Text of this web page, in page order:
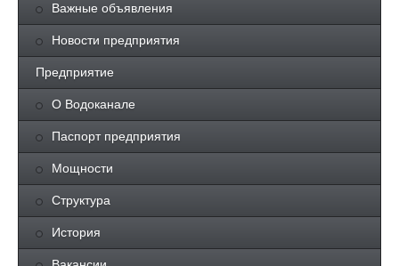
Важные объявления
Новости предприятия
Предприятие
О Водоканале
Паспорт предприятия
Мощности
Структура
История